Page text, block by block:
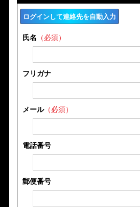
ログインして連絡先を自動入力
氏名 （必須）
フリガナ
メール（必須）
電話番号
郵便番号